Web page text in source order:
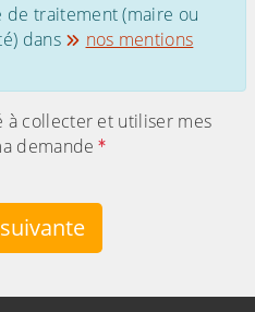
de traitement (maire ou
dans
nos mentions
à collecter et utiliser mes
demande